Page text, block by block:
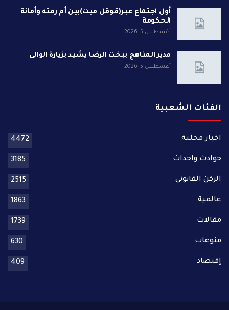
أول اجتماع عبر(قوقل ميت)بين أم رمته وأمانة
الحكومة
أغسطس 5, 2026
مدير المناهج ببخت الرضا يشيد بزيارة الوالى
أغسطس 5, 2026
الفئات الشعبية
اخبار محلية 4472
حوادث واحداث 3185
الركن القانونى 2515
عالمية 1863
مقالات 1739
منوعات 630
إقتصاد 409